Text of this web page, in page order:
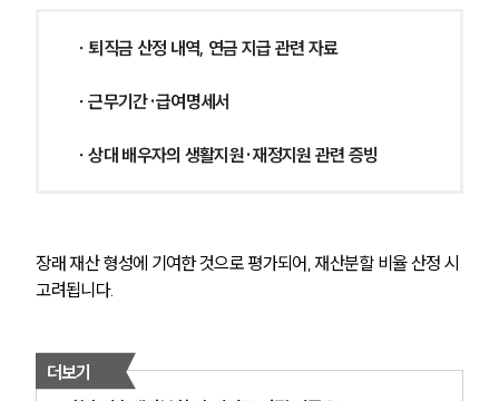
소식/자료
법률서식
뉴스레터/브로슈어
대륜법률상담예약
∙ 퇴직금 산정 내역, 연금 지급 관련 자료
∙ 근무기간·급여명세서
∙ 상대 배우자의 생활지원·재정지원 관련 증빙
장래 재산 형성에 기여한 것으로 평가되어, 재산분할 비율 산정 시
고려됩니다.
더보기